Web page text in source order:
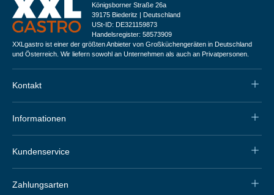
Königsborner Straße 26a
39175 Biederitz | Deutschland
USt-ID: DE321159873
Handelsregister: 58573909
XXLgastro ist einer der größten Anbieter von Großküchengeräten in Deutschland
und Österreich. Wir liefern sowohl an Unternehmen als auch an Privatpersonen.
Kontakt
Informationen
Kundenservice
Zahlungsarten